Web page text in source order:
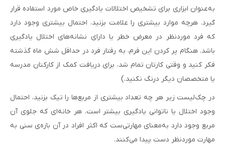
به‌عنوان ابزاری برای تشخیص اختلالات یادگیری خاص مورد استفاده قرار
گیرد. هرچه موارد بیشتری را علامت بزنید، احتمال بیشتری وجود دارد
که فرد موردنظر در معرض خطر یا دارای نشانه‌های اختلال یادگیری
باشد. هنگام پر کردن این فرم، به رفتار فرد در حداقل شش ماه گذشته
فکر کنید و وقتی کارتان تمام شد، برای دریافت کمک از کارکنان مدرسه
یا متخصصان دیگر درنگ نکنید.)
در چک‌لیست زیر هر چه تعداد بیشتری از مربع‌ها را تیک بزنید، احتمال
وجود اختلال یا ناتوانی یادگیری بیشتر است. هر خانه‌ای که جلوی آن
مربع وجود دارد به‌معنای مهارتی‌ست که اکثر افراد در آن بازه‌ی سنی به
مهارت موردنظر دست پیدا می‌کنند.